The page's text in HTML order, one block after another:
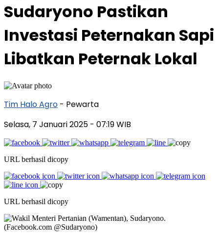
Sudaryono Pastikan
Investasi Peternakan Sapi
Libatkan Peternak Lokal
Tim Halo Agro - Pewarta
Selasa, 7 Januari 2025 - 07:19 WIB
URL berhasil dicopy
URL berhasil dicopy